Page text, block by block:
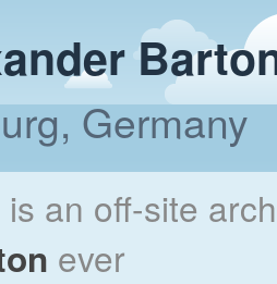
Germany
an off-site
ever